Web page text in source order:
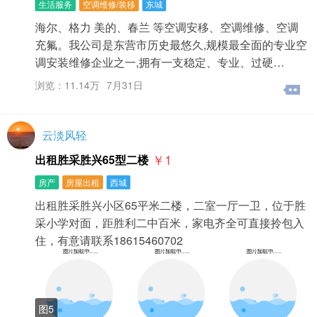
生活服务 空调维修/装移 东城
海尔、格力 美的、春兰 等空调安移、空调维修、空调
充氟。我公司是东营市历史最悠久,规模最全面的专业空
调安装维修企业之一,拥有一支稳定、专业、过硬…
浏览：11.14万 7月31日
云淡风轻
出租胜采胜兴65型二楼 ￥1
房产 房屋出租 西城
出租胜采胜兴小区65平米二楼，二室一厅一卫，位于胜
采小学对面，距胜利二中百米，家电齐全可直接拎包入
住，有意请联系18615460702
图5